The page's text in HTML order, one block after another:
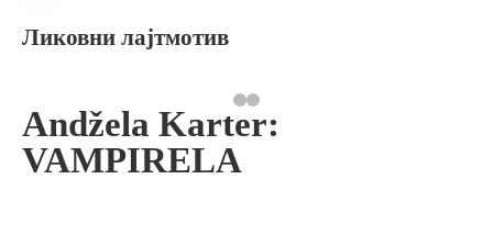
Ликовни лајтмотив
Andžela Karter:
VAMPIRELA